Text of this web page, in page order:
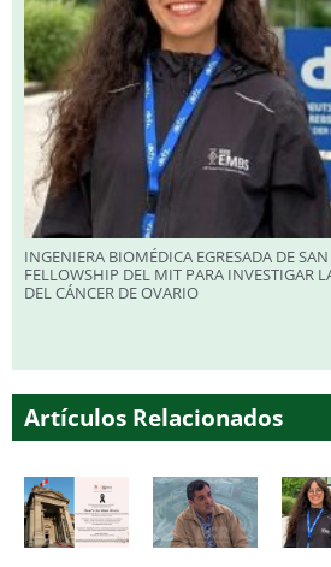
INGENIERA BIOMÉDICA EGRESADA DE
FELLOWSHIP DEL MIT PARA INVESTIGAR
DEL CÁNCER DE OVARIO
Artículos Relacionados